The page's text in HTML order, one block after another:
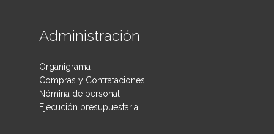
Administración
Organigrama
Compras y Contrataciones
Nómina de personal
Ejecución presupuestaria